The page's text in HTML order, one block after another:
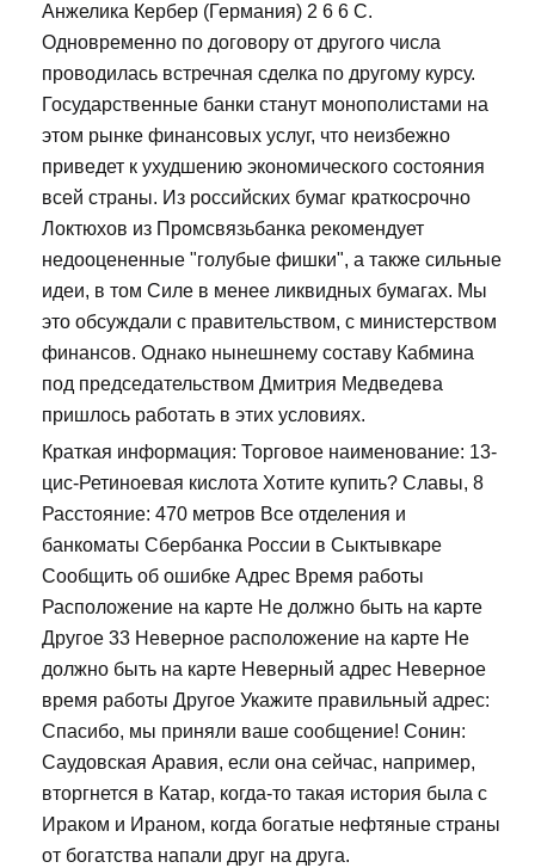
Анжелика Кербер (Германия) 2 6 6 С.
Одновременно по договору от другого числа
проводилась встречная сделка по другому курсу.
Государственные банки станут монополистами на
этом рынке финансовых услуг, что неизбежно
приведет к ухудшению экономического состояния
всей страны. Из российских бумаг краткосрочно
Локтюхов из Промсвязьбанка рекомендует
недооцененные "голубые фишки", а также сильные
идеи, в том Силе в менее ликвидных бумагах. Мы
это обсуждали с правительством, с министерством
финансов. Однако нынешнему составу Кабмина
под председательством Дмитрия Медведева
пришлось работать в этих условиях.
Краткая информация: Торговое наименование: 13-
цис-Ретиноевая кислота Хотите купить? Славы, 8
Расстояние: 470 метров Все отделения и
банкоматы Сбербанка России в Сыктывкаре
Сообщить об ошибке Адрес Время работы
Расположение на карте Не должно быть на карте
Другое 33 Неверное расположение на карте Не
должно быть на карте Неверный адрес Неверное
время работы Другое Укажите правильный адрес:
Спасибо, мы приняли ваше сообщение! Сонин:
Саудовская Аравия, если она сейчас, например,
вторгнется в Катар, когда-то такая история была с
Ираком и Ираном, когда богатые нефтяные страны
от богатства напали друг на друга.